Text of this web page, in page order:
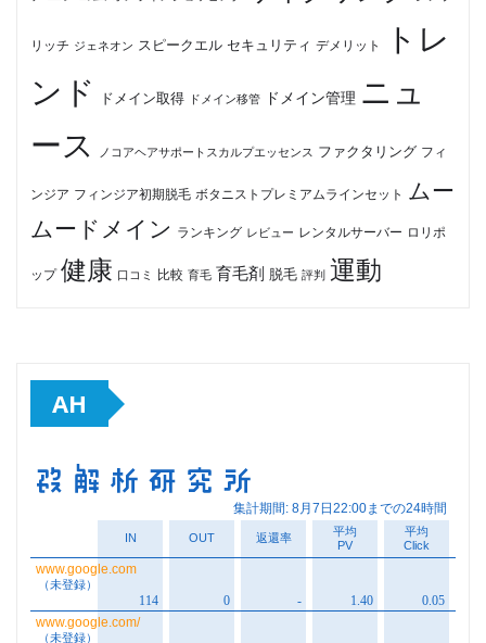
リッチ ジェネオン スピークエル セキュリティ デメリット
トレ
ンド
ドメイン取得 ドメイン移管 ドメイン管理 ニュ
ース
ノコアヘアサポートスカルプエッセンス ファクタリング フィ
ンジア フィンジア初期脱毛 ボタニストプレミアムラインセット ムー
ムードメイン ランキング レビュー レンタルサーバー ロリポ
ップ 健康 口コミ 比較 育毛 育毛剤 脱毛 評判 運動
AH